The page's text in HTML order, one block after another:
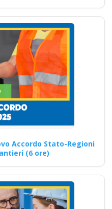
e la
Pensiero
soccorso:
in
Accordo Stato-Regioni
(6 ore)